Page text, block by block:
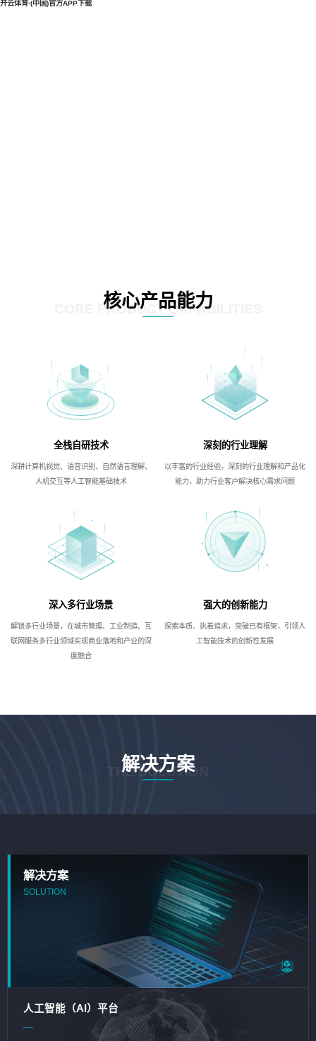
开云体育·(中国)官方APP下载
核心产品能力
CORE PRODUCT CAPABILITIES
全栈自研技术
深耕计算机视觉、语音识别、自然语言理解、
人机交互等人工智能基础技术
深刻的行业理解
以丰富的行业经验，深刻的行业理解和产品化
能力，助力行业客户解决核心需求问题
深入多行业场景
解锁多行业场景，在城市管理、工业制造、互
联网服务多行业领域实现商业落地和产业的深
度融合
强大的创新能力
探索本质、执着追求，突破已有框架，引领人
工智能技术的创新性发展
解决方案
THE SOLUTION
解决方案
SOLUTION
人工智能（AI）平台